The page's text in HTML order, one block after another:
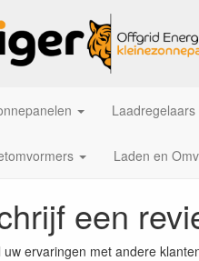
Laadregelaars
Laden en
een
uw ervaringen met andere